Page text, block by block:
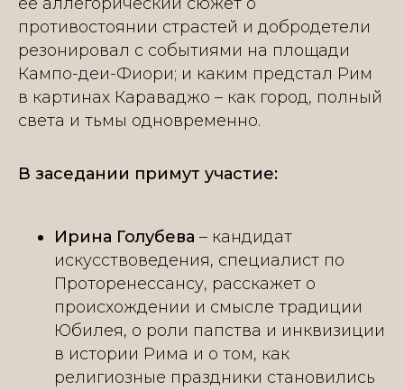
противостоянии страстей и добродетели
резонировал с событиями на площади
Кампо-деи-Фиори; и каким предстал Рим
в картинах Караваджо – как город, полный
света и тьмы одновременно.
В заседании примут участие:
Ирина Голубева – кандидат
искусствоведения, специалист по
Проторенессансу, расскажет о
происхождении и смысле традиции
Юбилея, о роли папства и инквизиции
в истории Рима и о том, как
религиозные праздники становились